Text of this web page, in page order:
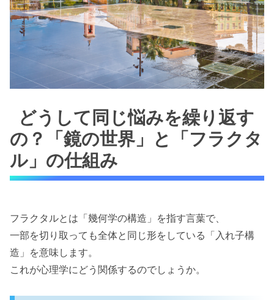
どうして同じ悩みを繰り返す
の？「鏡の世界」と「フラクタ
ル」の仕組み
フラクタルとは「幾何学の構造」を指す言葉で、
一部を切り取っても全体と同じ形をしている「入れ子構
造」を意味します。
これが心理学にどう関係するのでしょうか。